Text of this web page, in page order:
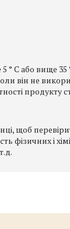
° C або вище
він не
продукту
щоб
фізичних і